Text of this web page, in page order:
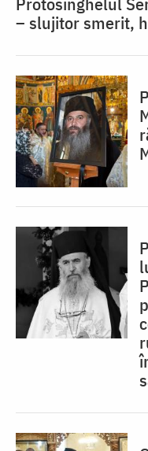
– slujitor smerit,